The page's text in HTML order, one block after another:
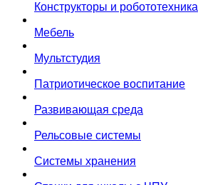
Конструкторы и робототехника
Мебель
Мультстудия
Патриотическое воспитание
Развивающая среда
Рельсовые системы
Системы хранения